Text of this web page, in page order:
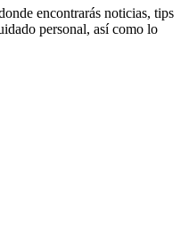
encontrarás noticias, tips
personal, así como lo